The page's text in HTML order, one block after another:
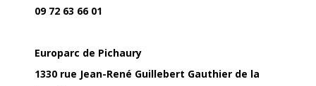
09 72 63 66 01
Europarc de Pichaury
1330 rue Jean-René Guillebert Gauthier de la